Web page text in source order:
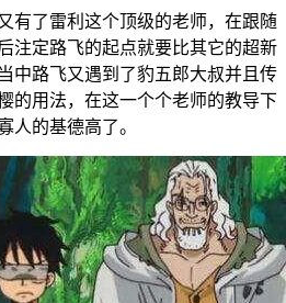
有了雷利这个顶级的老师，在跟随
注定路飞的起点就要比其它的超新
中路飞又遇到了豹五郎大叔并且传
的用法，在这一个个老师的教导下
人的基德高了。